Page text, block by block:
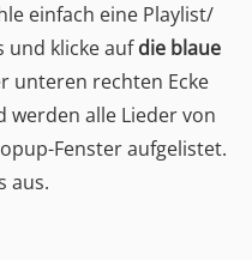
einfach eine Playlist/
und klicke aufdie blaue
unteren rechten Ecke
werden alle Lieder von
Fenster aufgelistet.
aus.